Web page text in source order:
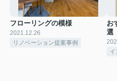
フローリングの模様
2021.12.26
リノベーション提案事例
お
選
イ